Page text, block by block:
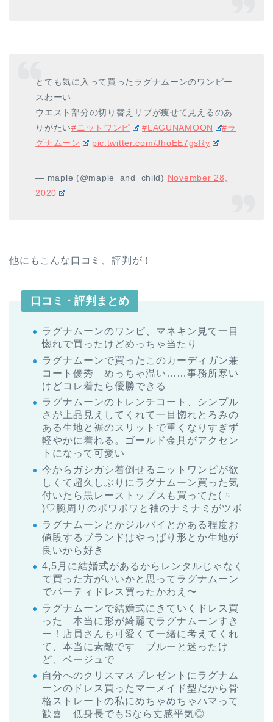
とても気に入って買ったラグナムーンのワンピー
スわーい
ウエスト部分の切り替えリブが痩せて見えるのあ
りがたい#ニットワンピ #LAGUNAMOON
#ラ
グナムーン
pic.twitter.com/JhoEE7gsRy
— maple (@maple_and_child) November 28,
2020
他にもこんな口コミ、評判が！
口コミ・評判まとめ
ラグナムーンのワンピ、マネキン見て一目
惚れで買ったけどめっちゃ当たり
ラグナムーンで買ったこのカーディガン兼
コート優秀 めっちゃ温い……事務所寒い
けどコレ着たら優勝できる
ラグナムーンのトレンチコート、シンプル
さが上品見えしてくれて一目惚れとろみの
ある生地と裾のスリットで重くなりすぎず
軽やかに着れる。ゴールド金具がアクセン
トになって可愛い
今からガシガシ着倒せるニットワンピが欲
しくて超久しぶりにラグナムーン買った気
付いたら黒レーストップスも買ってた( ⍨
)♡腕周りのポワポワと袖のナミナミがツボ
ラグナムーンとかジルバイとかある程度お
値段するブランドはやっぱり形とか生地が
良いから好き
4,5月に結婚式があるからレンタルじゃなく
て買った方がいいかと思ってラグナムーン
でパーティドレス買ったかわえ〜
ラグナムーンで結婚式にきていくドレス買
った 本当に形が綺麗でラグナムーンすき
ー！店員さんも可愛くて一緒に考えてくれ
て、本当に素敵です ブルーと迷ったけ
ど、ベージュで
自分へのクリスマスプレゼントにラグナム
ーンのドレス買ったマーメイド型だから骨
格ストレートの私にめちゃめちゃハマって
歓喜 低身長でもSなら丈感平気◎